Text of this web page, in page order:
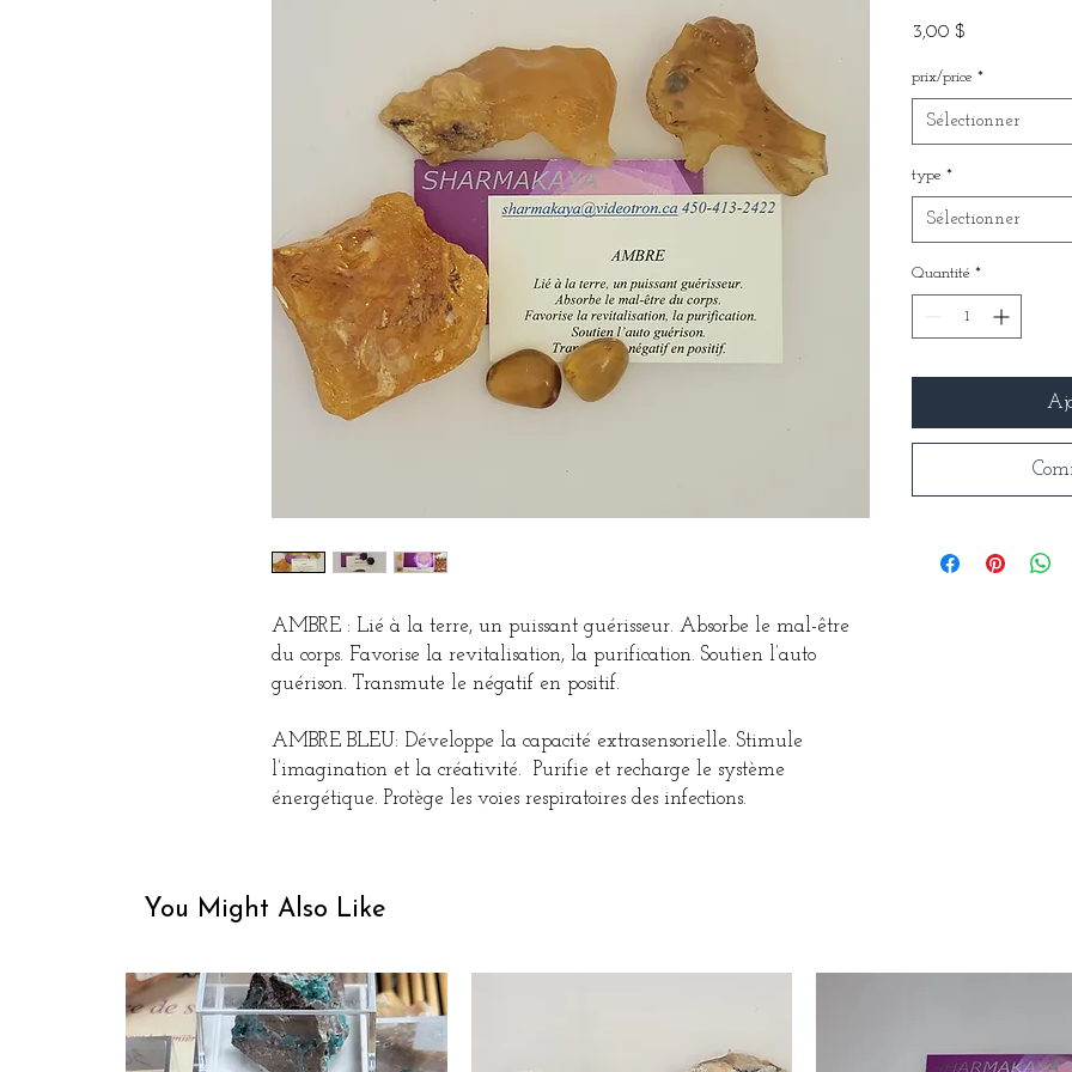
AMBRE : Lié à la terre, un puissant guérisseur. Absorbe le mal-être
du corps. Favorise la revitalisation, la purification. Soutien l’auto
guérison. Transmute le négatif en positif.
AMBRE BLEU: Développe la capacité extrasensorielle. Stimule
l’imagination et la créativité. Purifie et recharge le système
énergétique. Protège les voies respiratoires des infections.
3,00 $
prix/price *
Sélectionner
type *
Sélectionner
Quantité *
You Might Also Like